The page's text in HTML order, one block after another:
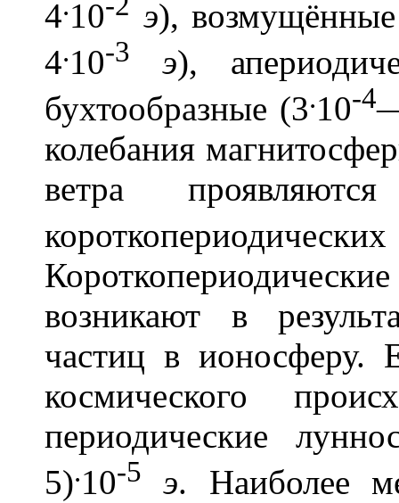
4 10 э),
4.10-3 э),
бухтообразные (3.10-4
колебания
ветра
возникают в
частиц в
космического
периодические
5).10-5 э. Наиболее